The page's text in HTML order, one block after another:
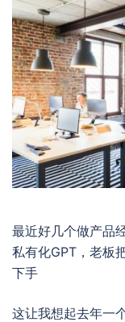
最近好几个做产品
私有化GPT，老板
下手
这让我想起去年一